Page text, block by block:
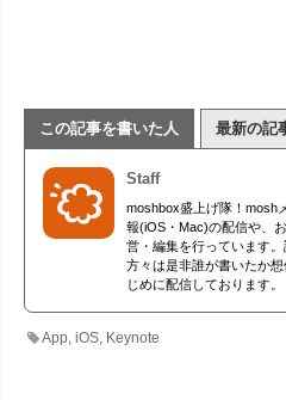
この記事を書いた人 最新の記
Staff
moshbox盛上げ隊！mosh
報(iOS・Mac)の配信や、
営・編集を行っています
方々は是非誰が書いたか
じめに配信しております。
App,iOS, Keynote